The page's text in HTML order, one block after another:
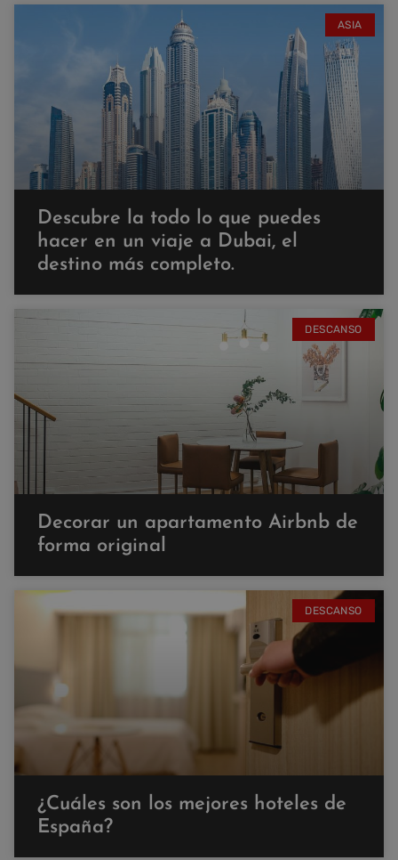
ASIA
Descubre la todo lo que puedes
hacer en un viaje a Dubai, el
destino más completo.
DESCANSO
Decorar un apartamento Airbnb de
forma original
DESCANSO
¿Cuáles son los mejores hoteles de
España?